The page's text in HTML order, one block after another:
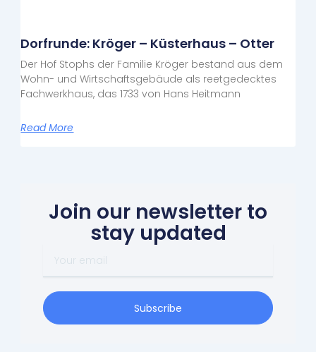
Dorfrunde: Kröger – Küsterhaus – Otter
Der Hof Stophs der Familie Kröger bestand aus dem
Wohn- und Wirtschaftsgebäude als reetgedecktes
Fachwerkhaus, das 1733 von Hans Heitmann
Read More
Join our newsletter to
stay updated
email
Subscribe